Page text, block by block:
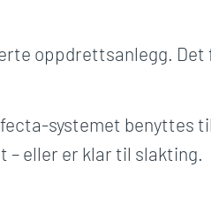
oppdrettsanlegg. Det
systemet benyttes til
– eller er klar til slakting.